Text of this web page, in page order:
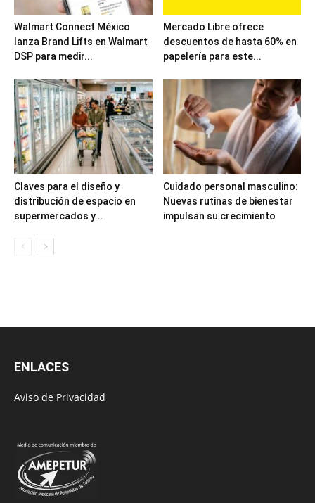
Walmart Connect México
lanza Brand Lifts en Walmart
DSP para medir...
Mercado Libre ofrece
descuentos de hasta 60% en
papelería para este...
Claves para el diseño y
distribución de espacio en
supermercados y...
Cuidado personal masculino:
Nuevas rutinas de bienestar
impulsan su crecimiento
ENLACES
Aviso de Privacidad